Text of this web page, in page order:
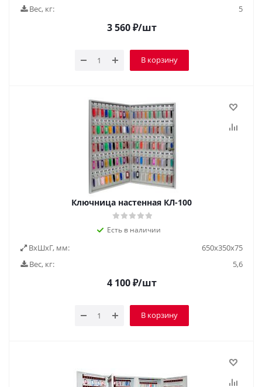
Вес, кг: 5
3 560₽/шт
В корзину
Ключница настенная КЛ-100
Есть в наличии
ВxШxГ, мм:
650х350х75
Вес, кг:
5,6
4 100₽/шт
В корзину